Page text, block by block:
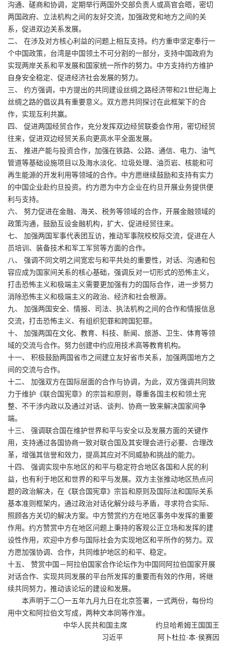
沟通、磋商和协调，定期举行两国外交部负责人或高官会晤，密切
两国政府、立法机构之间的友好交流，加强政党和地方之间的关
系，促进双边关系发展。
二、 在涉及对方核心利益的问题上相互支持。约方重申坚定奉行一
个中国政策，台湾是中国领土不可分割的一部分，支持中国政府为
实现两岸关系和平发展和国家统一所作的努力。中方支持约方维护
自身安全稳定、促进经济社会发展的努力。
三、 约方强调，中方提出的共同建设丝绸之路经济带和21世纪海上
丝绸之路的倡议具有重要意义。双方愿共同探讨在此框架下的合
作，实现互利共赢。
四、 促进两国经贸合作，充分发挥双边经贸联委会作用，密切经贸
往来，促进双边经贸关系向更高水平全面发展。
五、 推进产能与投资合作，加强在铁路、公路、通信、电力、油气
管道等基础设施项目以及海水淡化、垃圾处理、油页岩、核能和可
再生能源的开发利用等领域的合作。中方愿继续鼓励和支持有实力
的中国企业赴约旦投资。约方愿为中方企业在约旦开展业务提供便
利与支持。
六、 努力促进在金融、海关、税务等领域的合作，开展金融领域的
政策沟通，鼓励互设金融机构，扩大、促进经贸往来。
七、 加强两国军事代表团互访，推动军事院校校际交流，促进在人
员培训、装备技术和军工军贸等方面的合作。
八、 强调不同文明之间宽宏与和平共处的重要性，对话、沟通和包
容应成为国家间关系的核心基础，强调反对一切形式的恐怖主义，
打击恐怖主义和极端主义需要更加强有力的国际合作，进一步努力
消除恐怖主义和极端主义的政治、经济和社会根源。
九、 加强两国安全、情报、司法、执法机构之间的合作和情报信息
交流，打击恐怖主义、有组织犯罪和跨国犯罪。
十、 加强两国在文化、教育、科技、新闻、旅游、卫生、体育等领
域的交流与合作。努力创建中约应用技术高等教育机构。
十一、 积极鼓励两国省市之间建立友好省市关系，加强两国地方之
间的交流与合作。
十二、 加强双方在国际层面的合作与协调，为此，双方强调共同致
力于维护《联合国宪章》的宗旨和原则，尊重各国主权和领土完
整、不干涉内政以及通过对话、谈判、协商一致来解决国家间争
端。
十三、 强调联合国在维护世界和平与安全以及发展方面的关键作
用，支持通过各国协商一致对联合国及其安理会进行必要、合理改
革，增强其信誉和效力，提高其应对不同威胁和挑战的能力。
十四、 强调实现中东地区的和平与稳定符合地区各国和人民的利
益，也有利于地区和世界的和平与发展。双方主张推动地区热点问
题的政治解决，在《联合国宪章》宗旨和原则及国际法和国际关系
基本准则框架内，通过政治对话化解分歧与矛盾，寻求符合实际、
照顾各方关切的解决方案。中方赞赏约方在地区事务中发挥的重要
作用。约方赞赏中方在地区问题上秉持的客观公正立场和发挥的建
设性作用，欢迎中方参与国际社会为实现地区和平所作的努力。双
方愿加强协调、合作，共同维护地区的和平、稳定。
十五、 赞赏中国－阿拉伯国家合作论坛作为中国同阿拉伯国家开展
对话合作、实现共同发展的平台所发挥的重要而有效的作用，将继
续共同努力，推动该论坛的建设和发展。
本声明于二〇一五年九月九日在北京签署，一式两份，每份均
用中文和阿拉伯文写成，两种文本同等作准。
中华人民共和国主席 约旦哈希姆王国国王
习近平 阿卜杜拉·本·侯赛因